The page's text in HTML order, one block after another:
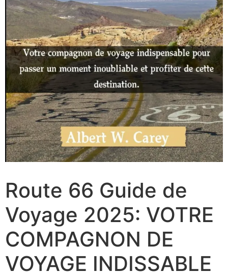
Route 66 Guide de
Voyage 2025: VOTRE
COMPAGNON DE
VOYAGE INDISSABLE